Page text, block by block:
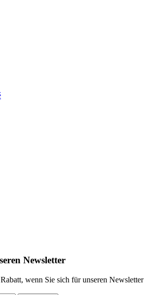
Newsletter
wenn Sie sich für unseren Newsletter